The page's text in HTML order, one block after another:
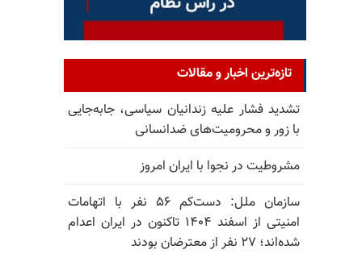
تازه‌ترین اخبار و مقالات
تشدید فشار علیه زندانیان سیاسی، جابه‌جایی
با زور و محرومیت‌های ضدانسانی
مشروطیت در نجوا با ایران امروز
سازمان ملل: دست‌کم ۵۶ نفر با اتهامات
امنیتی از اسفند ۱۴۰۴ تاکنون در ایران اعدام
شده‌اند؛ ۲۷ نفر از معترضان بودند